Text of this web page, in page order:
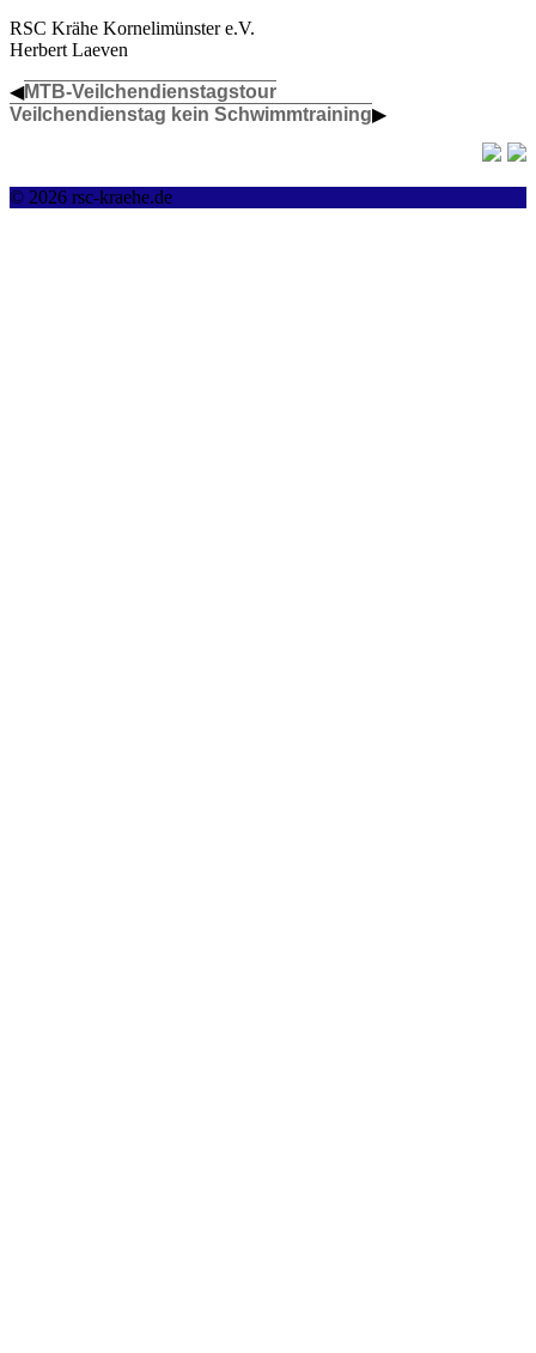
RSC Krähe Kornelimünster e.V.
Herbert Laeven
◀MTB-Veilchendienstagstour
Veilchendienstag kein Schwimmtraining▶
© 2026 rsc-kraehe.de